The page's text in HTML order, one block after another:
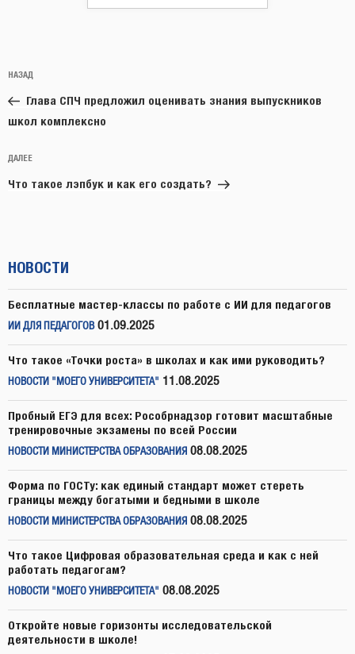
по
записям
Предыдущая
запись:
НАЗАД
Глава СПЧ предложил оценивать знания выпускников
школ комплексно
Следующая
запись
ДАЛЕЕ
Что такое лэпбук и как его создать?
НОВОСТИ
Бесплатные мастер-классы по работе с ИИ для педагогов
ИИ ДЛЯ ПЕДАГОГОВ 01.09.2025
Что такое «Точки роста» в школах и как ими руководить?
НОВОСТИ "МОЕГО УНИВЕРСИТЕТА" 11.08.2025
Пробный ЕГЭ для всех: Рособрнадзор готовит масштабные
тренировочные экзамены по всей России
НОВОСТИ МИНИСТЕРСТВА ОБРАЗОВАНИЯ 08.08.2025
Форма по ГОСТу: как единый стандарт может стереть
границы между богатыми и бедными в школе
НОВОСТИ МИНИСТЕРСТВА ОБРАЗОВАНИЯ 08.08.2025
Что такое Цифровая образовательная среда и как с ней
работать педагогам?
НОВОСТИ "МОЕГО УНИВЕРСИТЕТА" 08.08.2025
Откройте новые горизонты исследовательской
деятельности в школе!